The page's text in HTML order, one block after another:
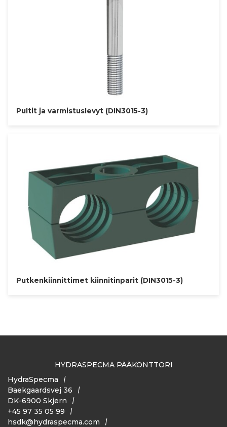
Pultit ja varmistuslevyt (DIN3015-3)
Putkenkiinnittimet kiinnitinparit (DIN3015-3)
HYDRASPECMA PÄÄKONTTORI
HydraSpecma
Baekgaardsvej 36
DK-6900 Skjern
+45 97 35 05 99
hsdk@hydraspecma.com